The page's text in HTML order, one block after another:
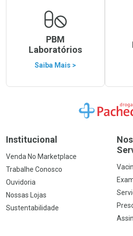
PBM
Laboratórios
Saiba Mais >
Ir para a Home
Institucional
Venda No Marketplace
Trabalhe Conosco
Ouvidoria
Nossas Lojas
Sustentabilidade